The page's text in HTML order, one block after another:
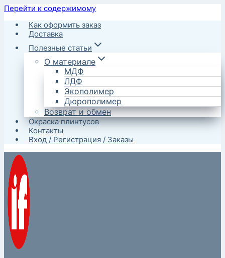
Перейти к содержимому
Как оформить заказ
Доставка
Полезные статьи
О материале
МДФ
ЛДФ
Экополимер
Дюрополимер
Возврат и обмен
Окраска плинтусов
Контакты
Вход / Регистрация / Заказы